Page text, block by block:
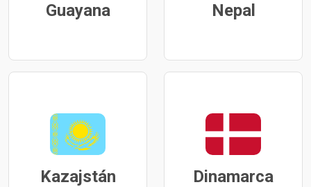
Guayana Nepal
Kazajstán Dinamarca